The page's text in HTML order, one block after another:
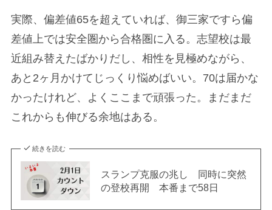
実際、偏差値65を超えていれば、御三家ですら偏
差値上では安全圏から合格圏に入る。志望校は最
近組み替えたばかりだし、相性を見極めながら、
あと2ヶ月かけてじっくり悩めばいい。70は届かな
かったけれど、よくここまで頑張った。まだまだ
これからも伸びる余地はある。
続きを読む
スランプ克服の兆し 同時に突然
の登校再開 本番まで58日